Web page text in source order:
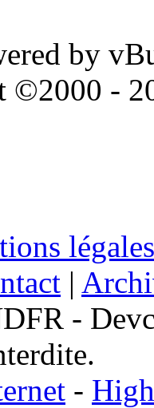
by
©2000 -
légales
|
-
-